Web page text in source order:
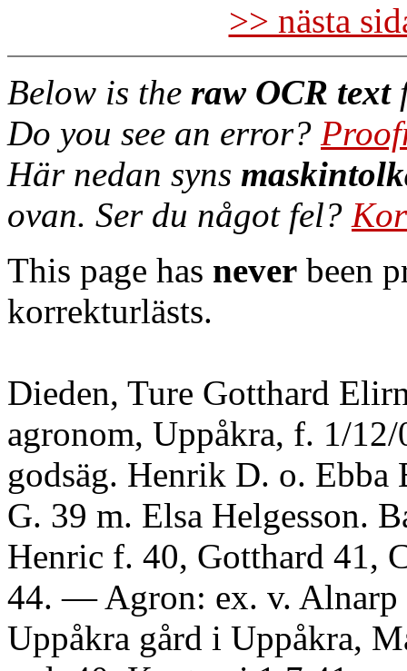
>> nästa
Below is the raw OCR text
Do you see an error?
Här nedan syns
ovan. Ser du något fel?
This page has never been
korrekturlästs.
Dieden, Ture Gotthard
agronom, Uppåkra, f. 1/
godsäg. Henrik D. o. Ebba
G. 39 m. Elsa Helgesson.
Henric f. 40, Gotthard 41,
44. — Agron: ex. v. Alnarp
Uppåkra gård i Uppåkra,